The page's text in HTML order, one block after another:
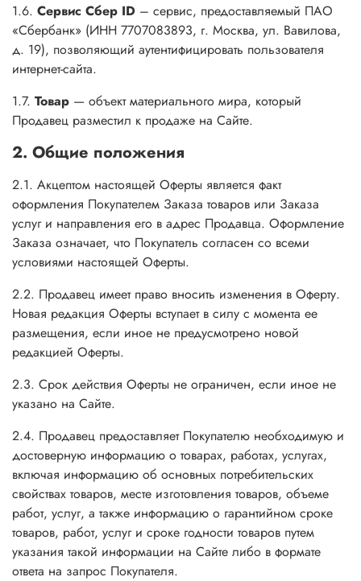
1.6. Сервис Сбер ID – сервис, предоставляемый ПАО
«Сбербанк» (ИНН 7707083893, г. Москва, ул. Вавилова,
д. 19), позволяющий аутентифицировать пользователя
интернет-сайта.
1.7. Товар — объект материального мира, который
Продавец разместил к продаже на Сайте.
2. Общие положения
2.1. Акцептом настоящей Оферты является факт
оформления Покупателем Заказа товаров или Заказа
услуг и направления его в адрес Продавца. Оформление
Заказа означает, что Покупатель согласен со всеми
условиями настоящей Оферты.
2.2. Продавец имеет право вносить изменения в Оферту.
Новая редакция Оферты вступает в силу с момента ее
размещения, если иное не предусмотрено новой
редакцией Оферты.
2.3. Срок действия Оферты не ограничен, если иное не
указано на Сайте.
2.4. Продавец предоставляет Покупателю необходимую и
достоверную информацию о товарах, работах, услугах,
включая информацию об основных потребительских
свойствах товаров, месте изготовления товаров, объеме
работ, услуг, а также информацию о гарантийном сроке
товаров, работ, услуг и сроке годности товаров путем
указания такой информации на Сайте либо в формате
ответа на запрос Покупателя.